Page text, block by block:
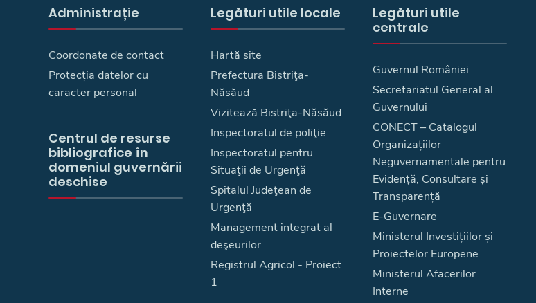
Administrație
Coordonate de contact
Protecția datelor cu
caracter personal
Centrul de resurse
bibliografice în
domeniul guvernării
deschise
Legături utile locale
Hartă site
Prefectura Bistriţa-
Năsăud
Vizitează Bistriţa-Năsăud
Inspectoratul de poliţie
Inspectoratul pentru
Situaţii de Urgenţă
Spitalul Judeţean de
Urgenţă
Management integrat al
deşeurilor
Registrul Agricol - Proiect
1
Legături utile
centrale
Guvernul României
Secretariatul General al
Guvernului
CONECT – Catalogul
Organizațiilor
Neguvernamentale pentru
Evidență, Consultare și
Transparență
E-Guvernare
Ministerul Investițiilor și
Proiectelor Europene
Ministerul Afacerilor
Interne